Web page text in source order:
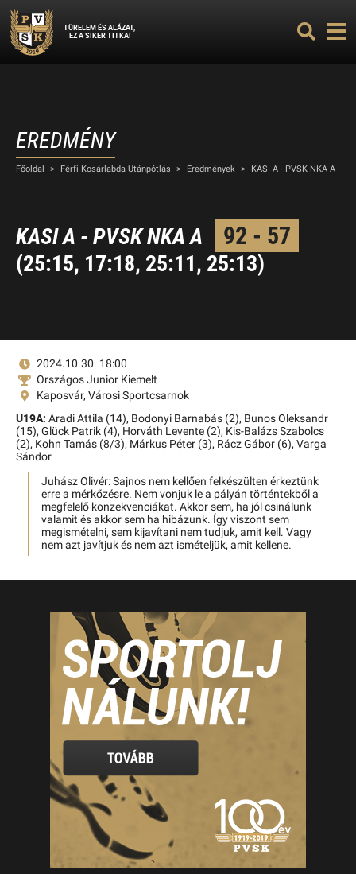
TÜRELEM ÉS ALÁZAT,
EZ A SIKER TITKA!
EREDMÉNY
Főoldal > Férfi Kosárlabda Utánpótlás > Eredmények > KASI A - PVSK NKA A
KASI A - PVSK NKA A 92 - 57
(25:15, 17:18, 25:11, 25:13)
2024.10.30. 18:00
Országos Junior Kiemelt
Kaposvár, Városi Sportcsarnok
U19A: Aradi Attila (14), Bodonyi Barnabás (2), Bunos Oleksandr
(15), Glück Patrik (4), Horváth Levente (2), Kis-Balázs Szabolcs
(2), Kohn Tamás (8/3), Márkus Péter (3), Rácz Gábor (6), Varga
Sándor
Juhász Olivér: Sajnos nem kellően felkészülten érkeztünk
erre a mérkőzésre. Nem vonjuk le a pályán történtekből a
megfelelő konzekvenciákat. Akkor sem, ha jól csinálunk
valamit és akkor sem ha hibázunk. Így viszont sem
megismételni, sem kijavítani nem tudjuk, amit kell. Vagy
nem azt javítjuk és nem azt ismételjük, amit kellene.